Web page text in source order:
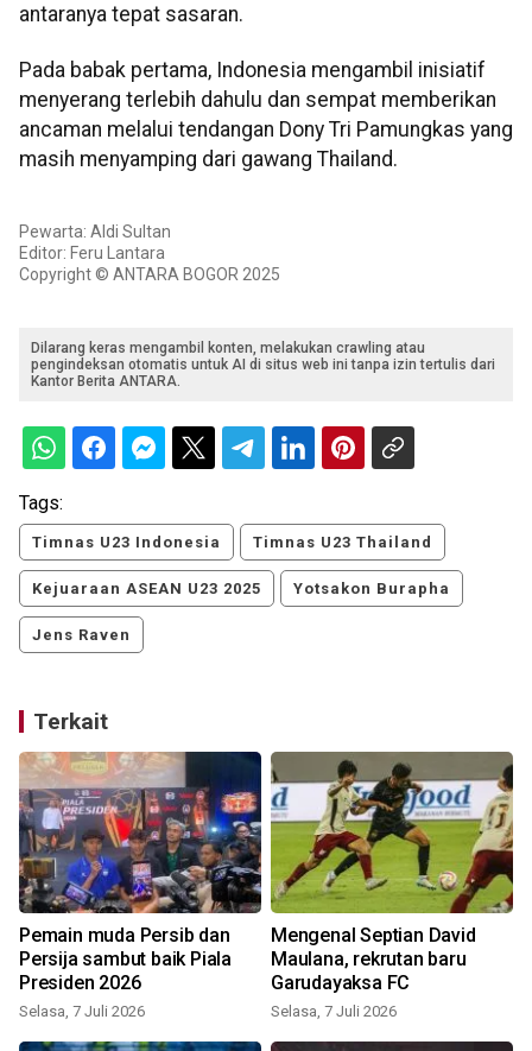
antaranya tepat sasaran.
Pada babak pertama, Indonesia mengambil inisiatif
menyerang terlebih dahulu dan sempat memberikan
ancaman melalui tendangan Dony Tri Pamungkas yang
masih menyamping dari gawang Thailand.
Pewarta: Aldi Sultan
Editor: Feru Lantara
Copyright © ANTARA BOGOR 2025
Dilarang keras mengambil konten, melakukan crawling atau
pengindeksan otomatis untuk AI di situs web ini tanpa izin tertulis dari
Kantor Berita ANTARA.
Tags:
Timnas U23 Indonesia Timnas U23 Thailand
Kejuaraan ASEAN U23 2025 Yotsakon Burapha
Jens Raven
Terkait
Pemain muda Persib dan
Persija sambut baik Piala
Presiden 2026
Selasa, 7 Juli 2026
Mengenal Septian David
Maulana, rekrutan baru
Garudayaksa FC
Selasa, 7 Juli 2026